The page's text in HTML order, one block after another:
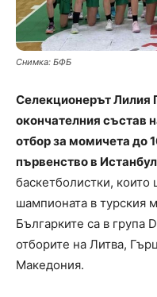
Снимка: БФБ
Селекционерът Лилия
окончателния състав
отбор за момичета до
първенство в
баскетболистки, които
шампионата в турския
Българките са в група
отборите на Литва,
Македония.